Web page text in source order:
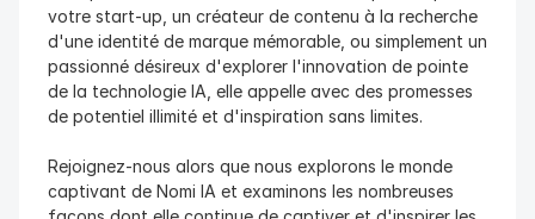
votre start-up, un créateur de contenu à la recherche
d'une identité de marque mémorable, ou simplement un
passionné désireux d'explorer l'innovation de pointe
de la technologie IA, elle appelle avec des promesses
de potentiel illimité et d'inspiration sans limites.
Rejoignez-nous alors que nous explorons le monde
captivant de Nomi IA et examinons les nombreuses